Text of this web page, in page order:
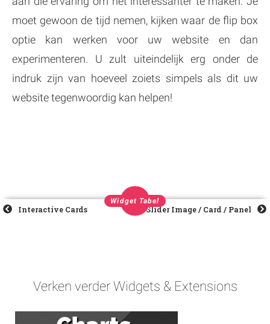
moet gewoon de tijd nemen, kijken waar de flip box
optie kan werken voor uw website en dan
experimenteren. U zult uiteindelijk erg onder de
indruk zijn van hoeveel zoiets simpels als dit uw
website tegenwoordig kan helpen!
Widget Tabel
Interactive Cards Slider Image / Card / Panel
Verken verder Widgets & Extensions